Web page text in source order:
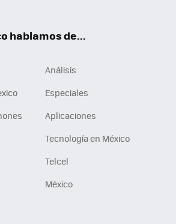
hablamos de...
Análisis
Especiales
Aplicaciones
Tecnología en México
Telcel
México